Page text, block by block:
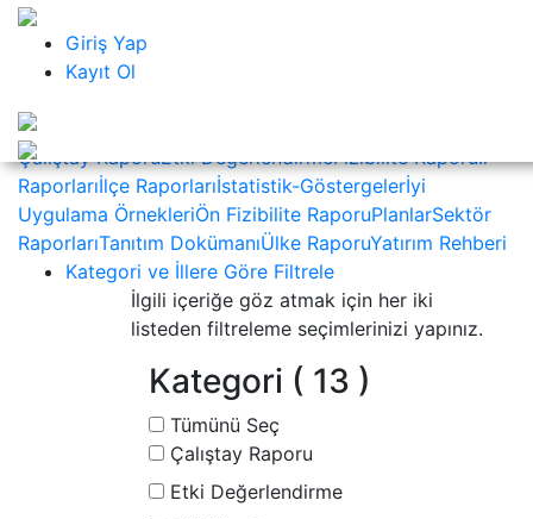
Giriş Yap
Kayıt Ol
KAPAT
Kalkınma Kütüphanesi
Nedir ?Nasıl Kullanılır ?
Kategoriler
Çalıştay RaporuEtki DeğerlendirmeFizibilite Raporuİl
Raporlarıİlçe Raporlarıİstatistik-Göstergelerİyi
Uygulama ÖrnekleriÖn Fizibilite RaporuPlanlarSektör
RaporlarıTanıtım DokümanıÜlke RaporuYatırım Rehberi
Kategori ve İllere Göre Filtrele
İlgili içeriğe göz atmak için her iki
listeden filtreleme seçimlerinizi yapınız.
Kategori ( 13 )
Tümünü Seç
Çalıştay Raporu
Etki Değerlendirme